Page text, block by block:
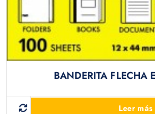
BANDERITA FLECHA
Leer más